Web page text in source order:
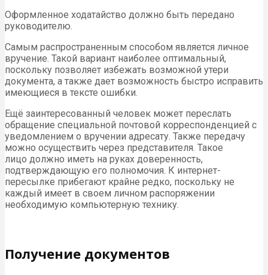
Оформленное ходатайство должно быть передано
руководителю.
Самым распространенным способом является личное
вручение. Такой вариант наиболее оптимальный,
поскольку позволяет избежать возможной утери
документа, а также дает возможность быстро исправить
имеющиеся в тексте ошибки.
Ещё заинтересованный человек может переслать
обращение специальной почтовой корреспонденцией с
уведомлением о вручении адресату. Также передачу
можно осуществить через представителя. Такое
лицо должно иметь на руках доверенность,
подтверждающую его полномочия. К интернет-
пересылке прибегают крайне редко, поскольку не
каждый имеет в своем личном распоряжении
необходимую компьютерную технику.
Получение документов